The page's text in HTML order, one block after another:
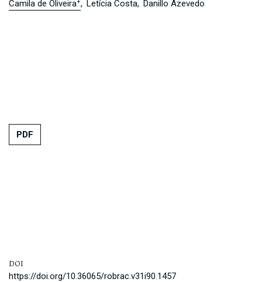
Camila de Oliveira Letícia Costa Danillo Azevedo
PDF
DOI
https://doi.org/10.36065/robrac.v31i90.1457